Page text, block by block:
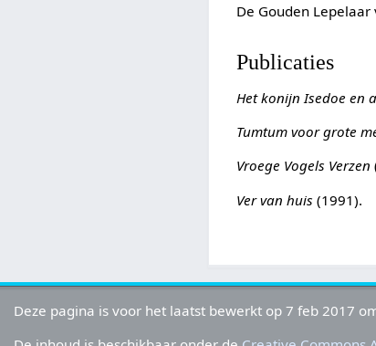
De Gouden
Publicaties
Het konijn Isedoe en
Tumtum voor grote
Vroege Vogels Verzen
Ver van huis (1991).
Deze pagina is voor het laatst bewerkt op 7 feb 2017